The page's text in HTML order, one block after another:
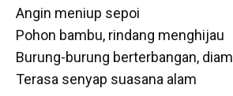
Angin meniup sepoi
Pohon bambu, rindang menghijau
Burung-burung berterbangan, diam
Terasa senyap suasana alam